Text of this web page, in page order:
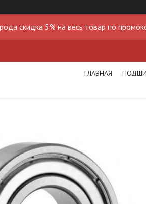
скидка 5% на весь товар по
ГЛАВНАЯ